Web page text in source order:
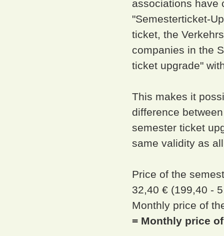
associations have
"Semesterticket-
ticket, the
companies in the
ticket upgrade"
This makes it
difference
semester ticket
same validity as
Price of the
32,40 € (199,40 -
Monthly price of
= Monthly price